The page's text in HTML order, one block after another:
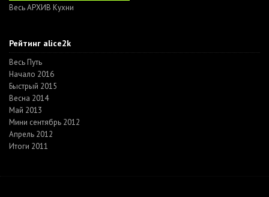
Весь АРХИВ Кухни
Рейтинг alice2k
Весь Путь
Начало 2016
Быстрый 2015
Весна 2014
Май 2013
Мини сентябрь 2012
Апрель 2012
Итоги 2011